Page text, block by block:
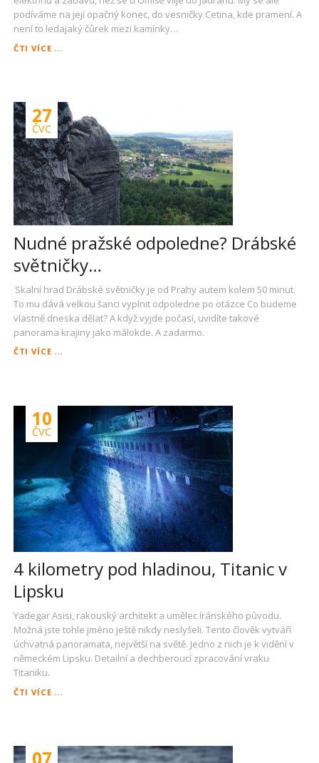
podíváme na její opačný konec, do vesničky Cetina, kde pramení. A
není to ledajaký čůrek mezi kamínky…
ČTI VÍCE ...
27
ČVC
Nudné pražské odpoledne? Drábské
světničky…
Skalní hrad Drábské světničky je od Prahy autem kolem 50 minut.
To mu dává velkou šanci vyplnit odpoledne po otázce Co budeme
vlastně dneska dělat? A když vyjde počasí, uvidíte takové
panorama krajiny jako málokde. A zadarmo.
ČTI VÍCE ...
10
ČVC
4 kilometry pod hladinou, Titanic v
Lipsku
Yadegar Asisi, rakouský architekt a umělec íránského původu.
Možná jste tohle jméno ještě nikdy neslyšeli. Tento člověk vytváří
úchvatná panoramata, největší na světě. Jedno z nich je k vidění v
německém Lipsku. Detailní a dechberoucí zpracování vraku
Titaniku.
ČTI VÍCE ...
V